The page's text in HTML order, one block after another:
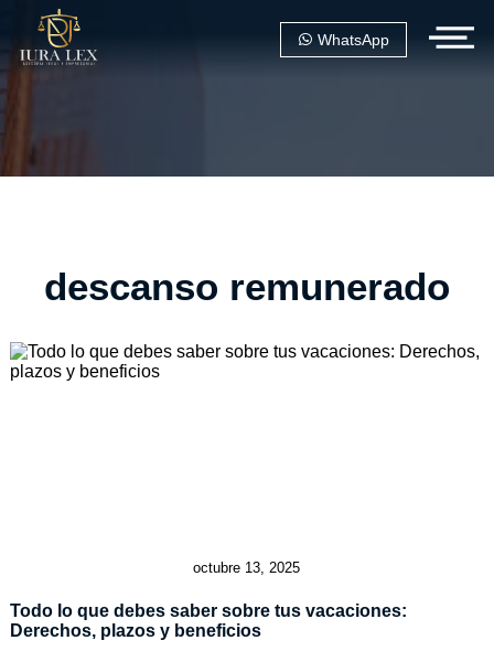
WhatsApp
descanso remunerado
octubre 13, 2025
Todo lo que debes saber sobre tus vacaciones:
Derechos, plazos y beneficios